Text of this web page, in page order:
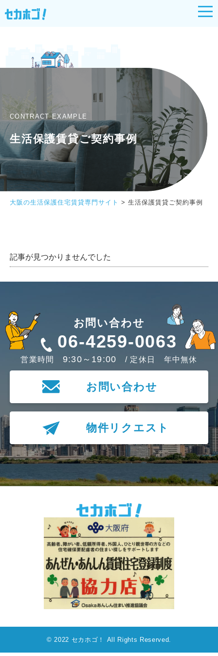
CONTRACT EXAMPLE
生活保護賃貸ご契約事例
大阪の生活保護住宅賃貸専門サイト >生活保護賃貸ご契約事例
記事が見つかりませんでした
お問い合わせ
06-4259-0063
営業時間 9:30～19:00 / 定休日 年中無休
お問い合わせ
物件リクエスト
© 2022 セカホゴ！ All Rights Reserved.